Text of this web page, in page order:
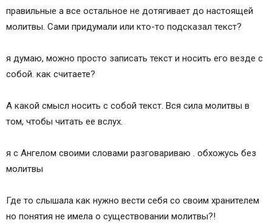
правильные а все остальное не дотягивает до настоящей
молитвы. Сами придумали или кто-то подсказал текст?
я думаю, можно просто записать текст и носить его везде с
собой. как считаете?
А какой смысл носить с собой текст. Вся сила молитвы в
том, чтобы читать ее вслух.
я с Ангелом своими словами разговариваю . обхожусь без
молитвы
Где то слышала как нужно вести себя со своим хранителем
но понятия не имела о существовании молитвы?!